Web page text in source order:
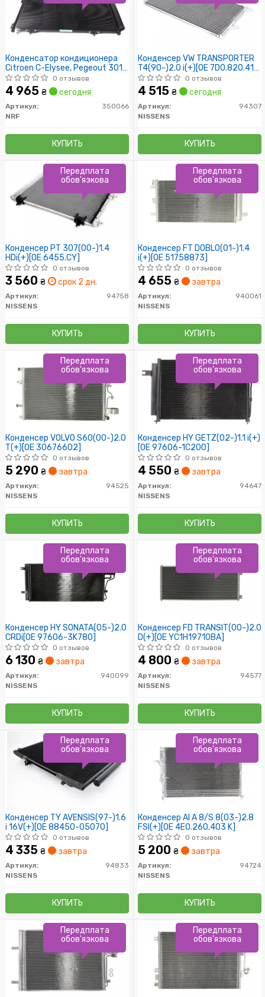
Конденсатор кондиционера
Citroen C-Elysee, Pegeout 301
1,2-1,6, 12-
0 отзывов
4 965 ₴ сегодня
Артикул:
350066
NRF
КУПИТЬ
Конденсер VW TRANSPORTER
T4(90-)2.0 i(+)[OE 7D0.820.413
A]
0 отзывов
4 515 ₴ сегодня
Артикул:
94307
NISSENS
КУПИТЬ
Конденсер PT 307(00-)1.4
HDi(+)[OE 6455.CY]
0 отзывов
3 560 ₴ срок 2 дн.
Артикул:
94758
NISSENS
КУПИТЬ
Передплата
обов'язкова
Конденсер FT DOBLO(01-)1.4
i(+)[OE 51758873]
0 отзывов
4 655 ₴ завтра
Артикул:
940061
NISSENS
КУПИТЬ
Передплата
обов'язкова
Конденсер VOLVO S60(00-)2.0
T(+)[OE 30676602]
0 отзывов
5 290 ₴ завтра
Артикул:
94525
NISSENS
КУПИТЬ
Передплата
обов'язкова
Конденсер HY GETZ(02-)1.1 i(+)
[OE 97606-1C200]
0 отзывов
4 550 ₴ завтра
Артикул:
94647
NISSENS
КУПИТЬ
Передплата
обов'язкова
Конденсер HY SONATA(05-)2.0
CRDi[OE 97606-3K780]
0 отзывов
6 130 ₴ завтра
Артикул:
940099
NISSENS
КУПИТЬ
Передплата
обов'язкова
Конденсер FD TRANSIT(00-)2.0
D(+)[OE YC1H19710BA]
0 отзывов
4 800 ₴ завтра
Артикул:
94577
NISSENS
КУПИТЬ
Передплата
обов'язкова
Конденсер TY AVENSIS(97-)1.6
i 16V(+)[OE 88450-05070]
0 отзывов
4 335 ₴ завтра
Артикул:
94833
NISSENS
КУПИТЬ
Передплата
обов'язкова
Конденсер AI A 8/S 8(03-)2.8
FSI(+)[OE 4E0.260.403 K]
0 отзывов
5 200 ₴ завтра
Артикул:
94724
NISSENS
КУПИТЬ
Передплата
обов'язкова
Передплата
обов'язкова
Передплата
обов'язкова